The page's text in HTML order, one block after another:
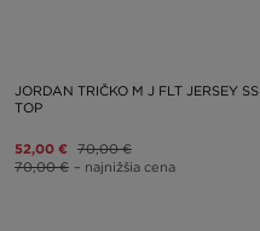
JORDAN TRIČKO M J FLT JERSEY SS
TOP
52,00 € 70,00 €
70,00 € – najnižšia cena